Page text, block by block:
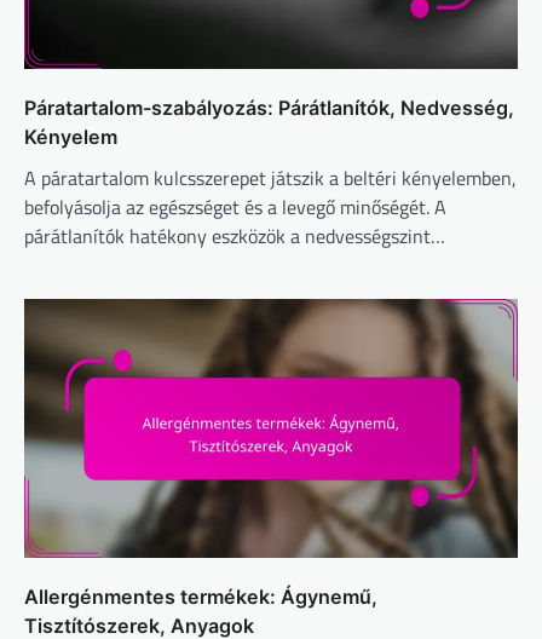
Páratartalom-szabályozás: Párátlanítók, Nedvesség,
Kényelem
A páratartalom kulcsszerepet játszik a beltéri kényelemben,
befolyásolja az egészséget és a levegő minőségét. A
párátlanítók hatékony eszközök a nedvességszint…
Allergénmentes termékek: Ágynemű,
Tisztítószerek, Anyagok